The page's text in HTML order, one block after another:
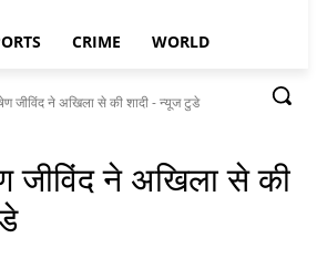
CRIME WORLD
जीविंद ने अखिला से की शादी - न्यूज टुडे
जीविंद ने अखिला से की